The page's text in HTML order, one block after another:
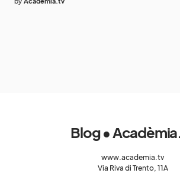
Blog •
www.academia.tv
Via Riva di Trento, 11A